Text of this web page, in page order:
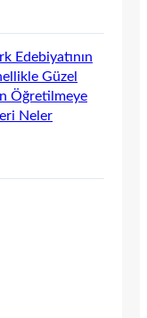
Edebiyatının
Güzel
Öğretilmeye
Neler